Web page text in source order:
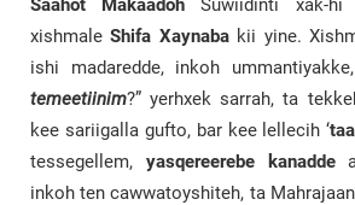
Saahot Makaadoh Suwiidinti xak-hi
xishmaleShifa Xaynabakii yine.
ishi madaredde, inkoh
temeetiinim?” yerhxek sarrah, ta
kee sariigalla gufto, bar kee lellecih ‘
tessegellem, yasqereerebe kanadde
inkoh ten cawwatoyshiteh, ta